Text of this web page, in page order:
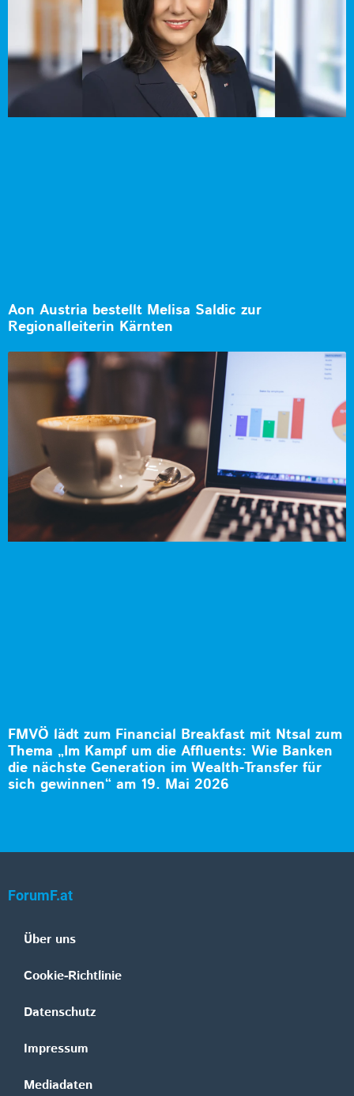
Aon Austria bestellt Melisa Saldic zur
Regionalleiterin Kärnten
FMVÖ lädt zum Financial Breakfast mit Ntsal zum
Thema „Im Kampf um die Affluents: Wie Banken
die nächste Generation im Wealth-Transfer für
sich gewinnen“ am 19. Mai 2026
ForumF.at
Über uns
Cookie-Richtlinie
Datenschutz
Impressum
Mediadaten